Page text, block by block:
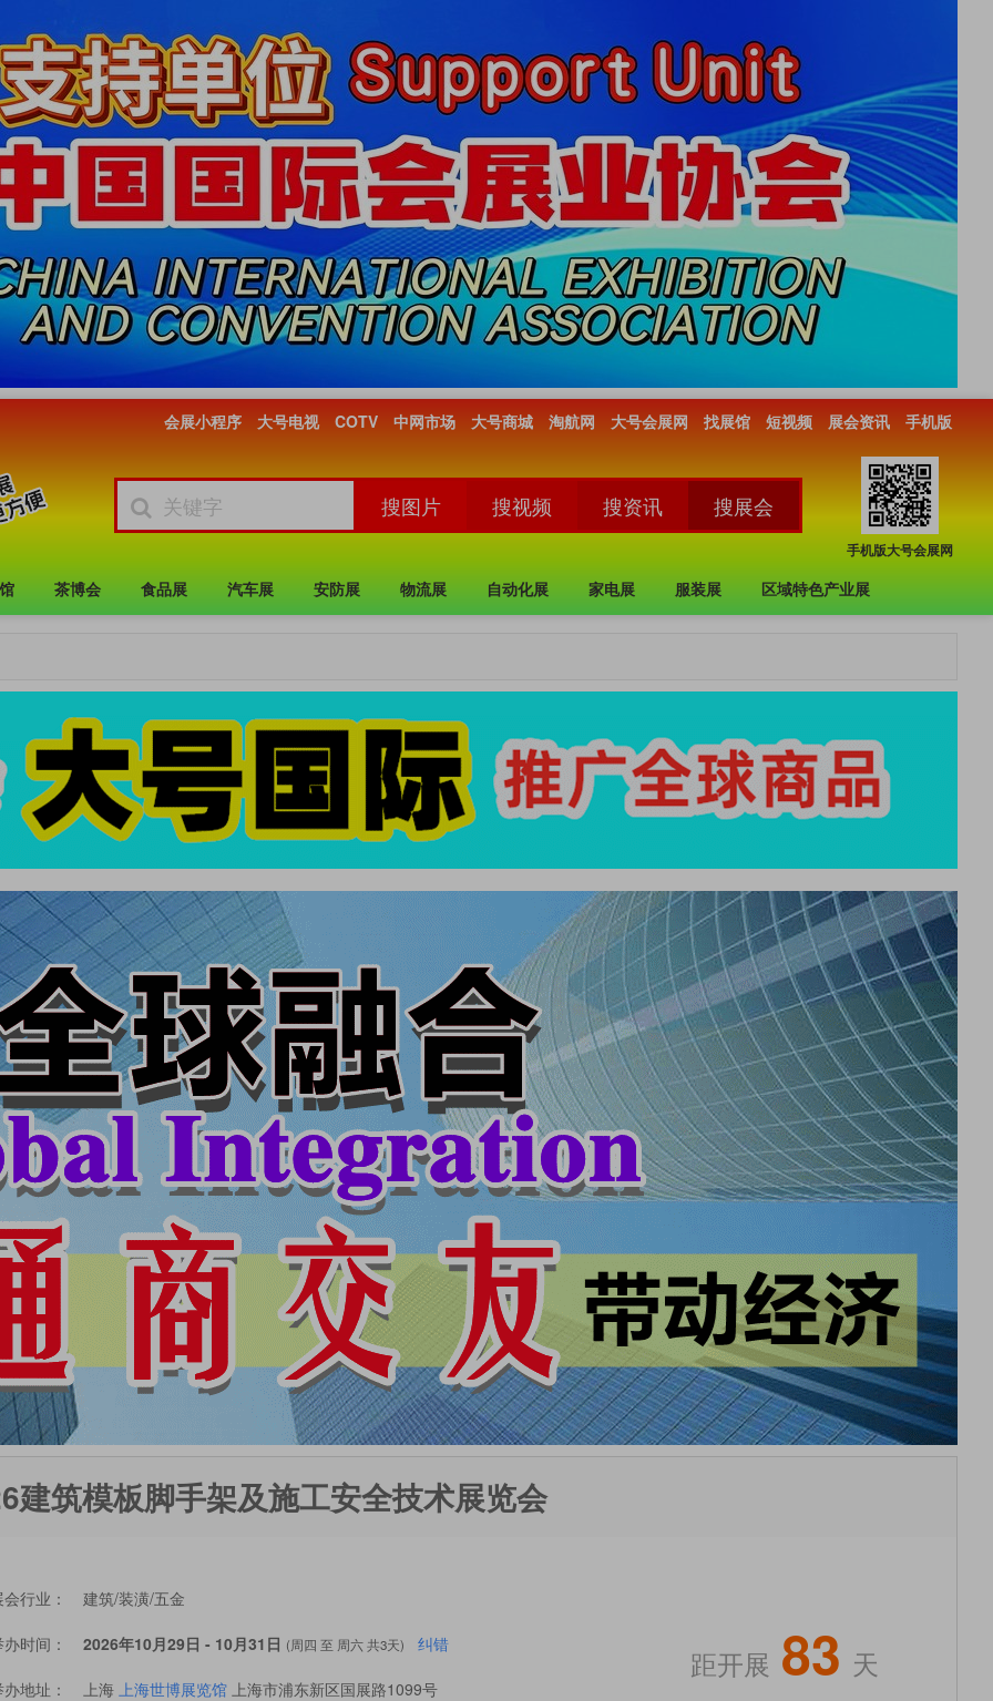
会展小程序 大号电视 COTV 中网市场 大号商城 淘航网 大号会展网 找展馆 短视频 展会资讯 手机版
手机版大号会展网
茶博会 食品展 汽车展 安防展 物流展 自动化展 家电展 服装展 区域特色产业展
建筑模板脚手架及施工安全技术展览会
行业： 建筑/装潢/五金
时间： 2026年10月29日 - 10月31日 (周四 至 周六 共3天) 纠错
地址： 上海 上海世博展览馆 上海市浦东新区国展路1099号
距开展 83 天